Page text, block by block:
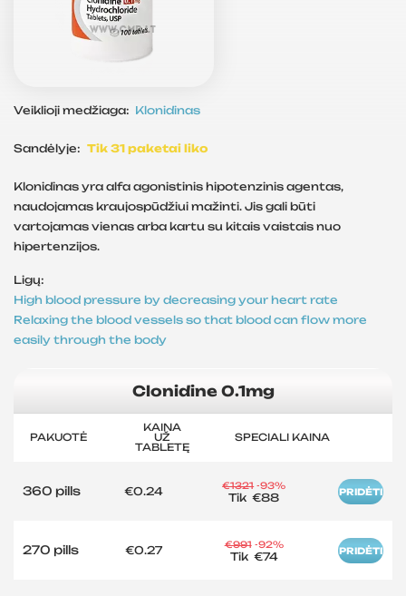
Veiklioji medžiaga: Klonidinas
Sandėlyje: Tik 31 paketai liko
Klonidinas yra alfa agonistinis hipotenzinis agentas,
naudojamas kraujospūdžiui mažinti. Jis gali būti
vartojamas vienas arba kartu su kitais vaistais nuo
hipertenzijos.
Ligų:
High blood pressure by decreasing your heart rate
Relaxing the blood vessels so that blood can flow more
easily through the body
Clonidine 0.1mg
PAKUOTĖ
KAINA
UŽ
TABLETĘ
SPECIALI KAINA
360 pills €0.24 €1321 -93%
Tik€88 PRIDĖTI
270 pills €0.27 €991 -92%
Tik €74 PRIDĖTI